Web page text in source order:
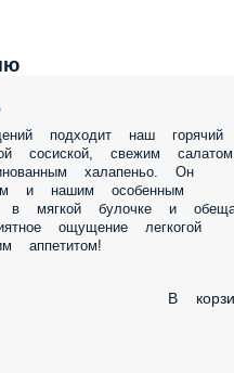
наш горячий хот-дог с
салатом айсбергом и
Он приправлен пикантным
соусом. Подается в
вкус и приятное ощущение
аппетитом!